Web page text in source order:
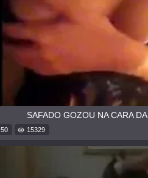
SAFADO GOZOU NA CARA
15329